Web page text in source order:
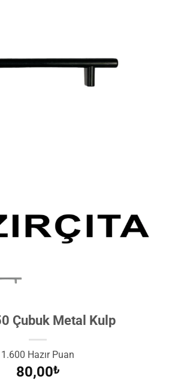
Çubuk Metal Kulp
1.600 Hazır Puan
80,00₺